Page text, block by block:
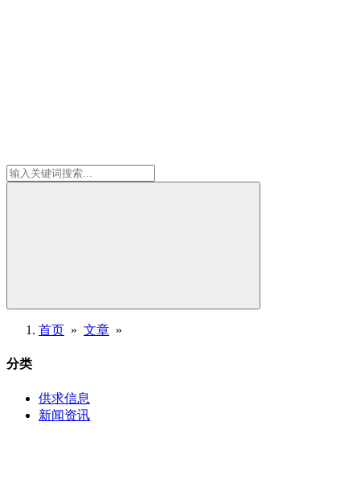
首页 » 文章 »
分类
供求信息
新闻资讯